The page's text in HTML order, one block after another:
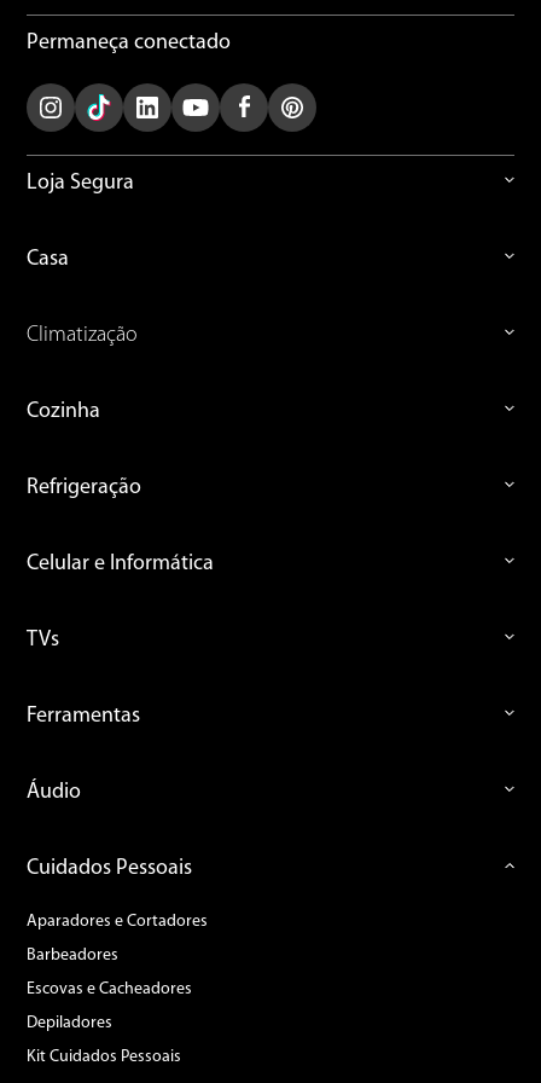
ENVIAR AVALIAÇÃO
Permaneça conectado
Loja Segura
Casa
Climatização
Cozinha
Refrigeração
Celular e Informática
TVs
Ferramentas
Áudio
Cuidados Pessoais
Aparadores e Cortadores
Barbeadores
Escovas e Cacheadores
Depiladores
Kit Cuidados Pessoais